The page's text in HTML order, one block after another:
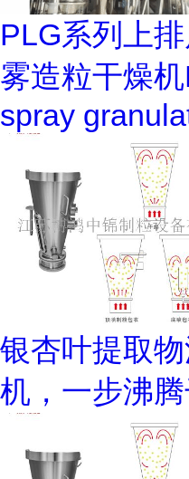
PLG系列上
雾造粒干燥
spray
银杏叶提取
机，一步沸